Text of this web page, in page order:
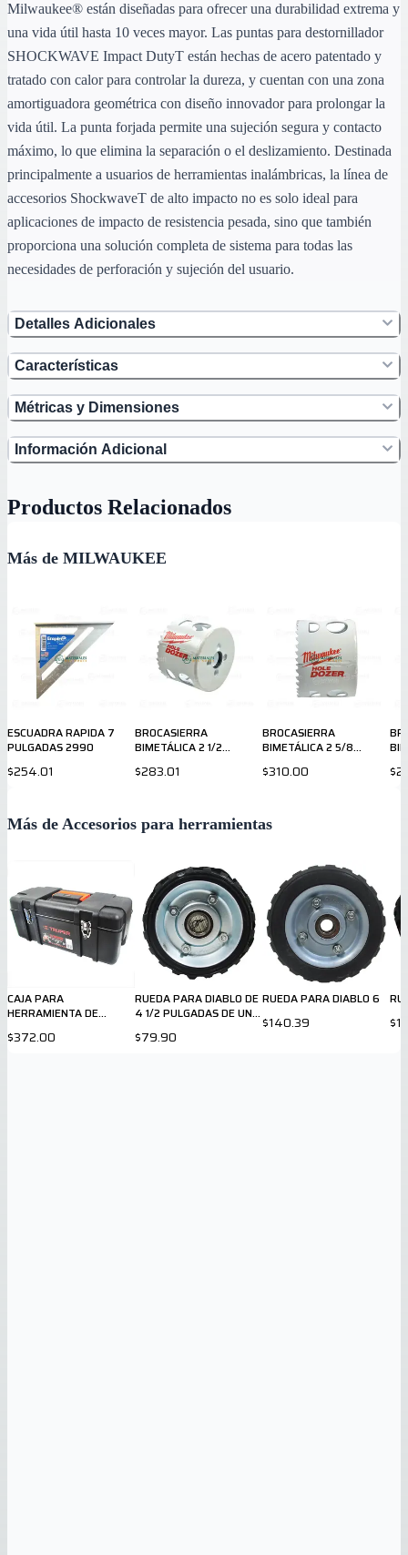
Milwaukee® están diseñadas para ofrecer una durabilidad extrema y
una vida útil hasta 10 veces mayor. Las puntas para destornillador
SHOCKWAVE Impact DutyT están hechas de acero patentado y
tratado con calor para controlar la dureza, y cuentan con una zona
amortiguadora geométrica con diseño innovador para prolongar la
vida útil. La punta forjada permite una sujeción segura y contacto
máximo, lo que elimina la separación o el deslizamiento. Destinada
principalmente a usuarios de herramientas inalámbricas, la línea de
accesorios ShockwaveT de alto impacto no es solo ideal para
aplicaciones de impacto de resistencia pesada, sino que también
proporciona una solución completa de sistema para todas las
necesidades de perforación y sujeción del usuario.
Detalles Adicionales
Características
Métricas y Dimensiones
Información Adicional
Productos Relacionados
Más de MILWAUKEE
ESCUADRA RAPIDA 7
PULGADAS 2990
$254.01
BROCASIERRA
BIMETÁLICA 2 1/2
$283.01
BROCASIERRA
BIMETÁLICA 2 5/8
$310.00
Más de Accesorios para herramientas
CAJA PARA
HERRAMIENTA DE
PULGADAS
$372.00
RUEDA PARA DIABLO DE
4 1/2 PULGADAS DE UN
$79.90
RUEDA PARA DIABLO 6
$140.39